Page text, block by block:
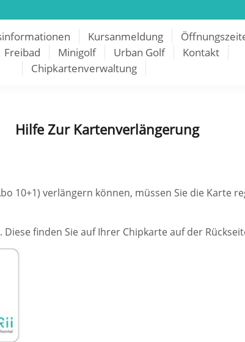
Kursanmeldung
Freibad Minigolf Urban Golf
Kontakt
Chipkartenverwaltung
Hilfe Zur Kartenverlängerung
10+1) verlängern können, müssen Sie die Karte
finden Sie auf Ihrer Chipkarte auf der